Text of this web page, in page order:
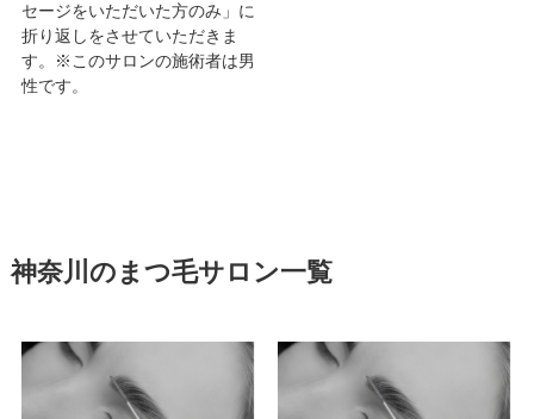
セージをいただいた方のみ」に
折り返しをさせていただきま
す。※このサロンの施術者は男
性です。
神奈川のまつ毛サロン一覧